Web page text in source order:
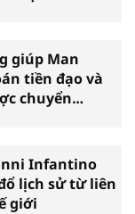
giúp Man
tiền đạo và
chuyển
Infantino
lịch sử từ liên
giới